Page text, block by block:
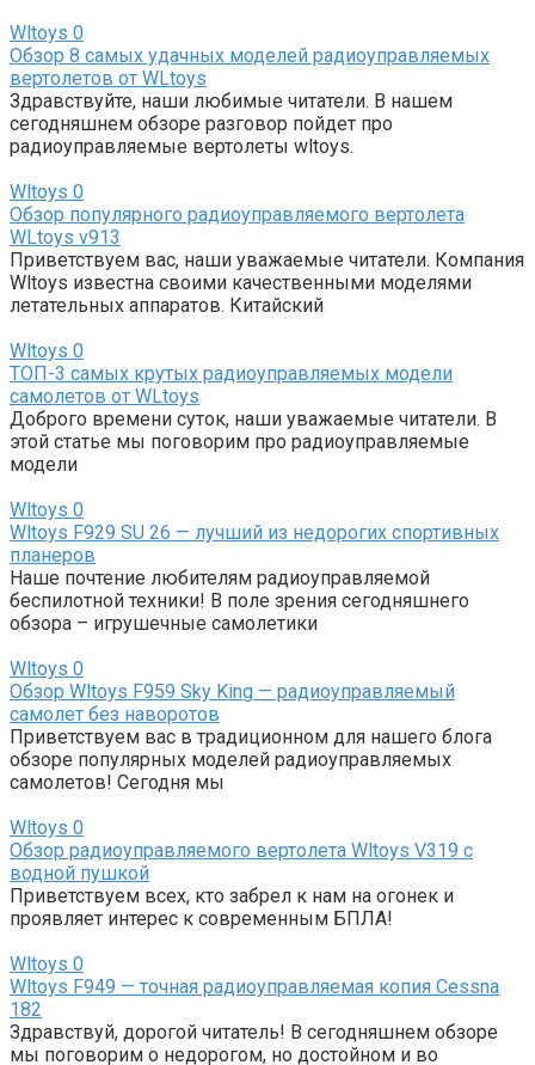
Wltoys 0
Обзор 8 самых удачных моделей радиоуправляемых
вертолетов от WLtoys
Здравствуйте, наши любимые читатели. В нашем
сегодняшнем обзоре разговор пойдет про
радиоуправляемые вертолеты wltoys.
Wltoys 0
Обзор популярного радиоуправляемого вертолета
WLtoys v913
Приветствуем вас, наши уважаемые читатели. Компания
Wltoys известна своими качественными моделями
летательных аппаратов. Китайский
Wltoys 0
ТОП-3 самых крутых радиоуправляемых модели
самолетов от WLtoys
Доброго времени суток, наши уважаемые читатели. В
этой статье мы поговорим про радиоуправляемые
модели
Wltoys 0
Wltoys F929 SU 26 — лучший из недорогих спортивных
планеров
Наше почтение любителям радиоуправляемой
беспилотной техники! В поле зрения сегодняшнего
обзора – игрушечные самолетики
Wltoys 0
Обзор Wltoys F959 Sky King — радиоуправляемый
самолет без наворотов
Приветствуем вас в традиционном для нашего блога
обзоре популярных моделей радиоуправляемых
самолетов! Сегодня мы
Wltoys 0
Обзор радиоуправляемого вертолета Wltoys V319 с
водной пушкой
Приветствуем всех, кто забрел к нам на огонек и
проявляет интерес к современным БПЛА!
Wltoys 0
Wltoys F949 — точная радиоуправляемая копия Cessna
182
Здравствуй, дорогой читатель! В сегодняшнем обзоре
мы поговорим о недорогом, но достойном и во